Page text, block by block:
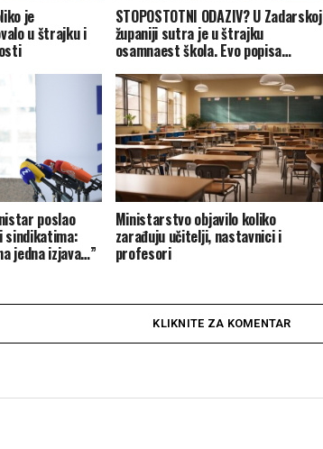
je
u štrajku i
STOPOSTOTNI ODAZIV? U Zadarskoj
županiji sutra je u štrajku
osamnaest škola. Evo popisa…
poslao
sindikatima:
jedna izjava…”
Ministarstvo objavilo koliko
zarađuju učitelji, nastavnici i
profesori
KLIKNITE ZA KOMENTAR